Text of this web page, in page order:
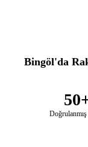
Bingöl'da